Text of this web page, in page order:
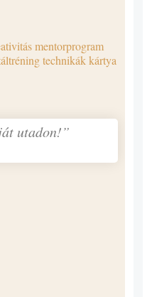
mentorprogram
technikák kártya
utadon!”